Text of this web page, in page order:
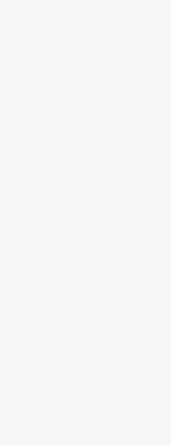
événements